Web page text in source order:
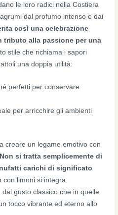
le loro radici nella Costiera
dal profumo intenso e dai
così una celebrazione
tributo alla passione per una
stile che richiama i sapori
una doppia utilità:
perfetti per conservare
per arricchire gli ambienti
creare un legame emotivo con
Non si tratta semplicemente di
carichi di significato
con limoni si integra
gusto classico che in quelle
tocco vibrante ed eterno allo